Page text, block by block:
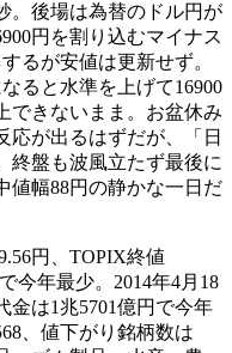
。後場は為替のドル円が
円を割り込むマイナス
るが安値は更新せず。
ると水準を上げて16900
できないまま。お盆休み
応が出るはずだが、「日
終盤も波風立たず最後に
値幅88円の静かな一日だ
円、TOPIX終値
今年最少。2014年4月18
金は1兆5701億円で今年
、値下がり銘柄数は